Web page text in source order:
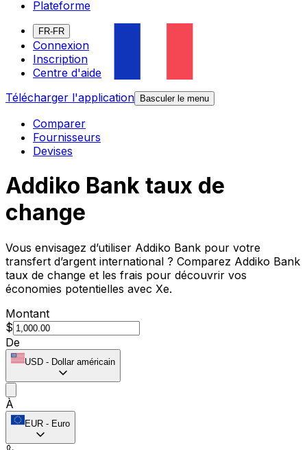
Plateforme
FR-FR
Connexion
Inscription
Centre d'aide
Télécharger l'application
Basculer le menu
Comparer
Fournisseurs
Devises
Addiko Bank taux de
change
Vous envisagez d’utiliser Addiko Bank pour votre
transfert d’argent international ? Comparez Addiko Bank
taux de change et les frais pour découvrir vos
économies potentielles avec Xe.
Montant
$
De
USD - Dollar américain
À
EUR - Euro